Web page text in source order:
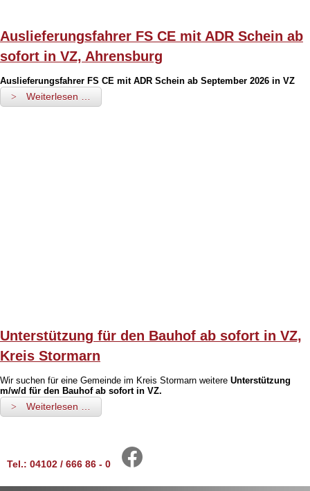
Auslieferungsfahrer FS CE mit ADR Schein ab
sofort in VZ, Ahrensburg
Auslieferungsfahrer FS CE mit ADR Schein ab September 2026 in VZ
Weiterlesen …
Unterstützung für den Bauhof ab sofort in VZ,
Kreis Stormarn
Wir suchen für eine Gemeinde im Kreis Stormarn weitere Unterstützung
m/w/d für den Bauhof ab sofort in VZ.
Weiterlesen …
Tel.: 04102 / 666 86 - 0